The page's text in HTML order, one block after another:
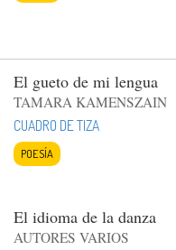
El gueto de mi lengua
TAMARA KAMENSZAIN
CUADRO DE TIZA
POESÍA
El idioma de la danza
AUTORES VARIOS